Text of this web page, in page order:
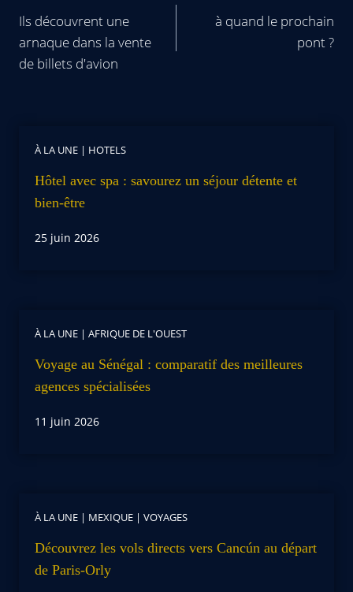
Ils découvrent une
arnaque dans la vente
de billets d'avion
à quand le prochain
pont ?
À LA UNE | HOTELS
Hôtel avec spa : savourez un séjour détente et
bien-être
25 juin 2026
À LA UNE | AFRIQUE DE L'OUEST
Voyage au Sénégal : comparatif des meilleures
agences spécialisées
11 juin 2026
À LA UNE | MEXIQUE | VOYAGES
Découvrez les vols directs vers Cancún au départ
de Paris-Orly